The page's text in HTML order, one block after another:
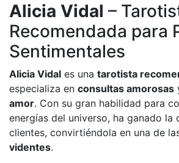
Alicia Vidal –
Recomendada para
Sentimentales
Alicia Vidal es una tarotista
especializa en consultas amorosas
amor. Con su gran habilidad para
energías del universo, ha ganado la
clientes, convirtiéndola en una de
videntes.